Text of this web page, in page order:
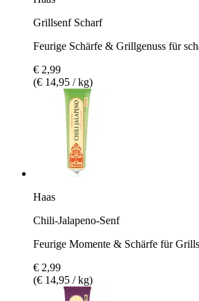
Grillsenf Scharf
Feurige Schärfe & Grillgenuss für
€ 2,99
(€ 14,95 / kg)
Haas
Chili-Jalapeno-Senf
Feurige Momente & Schärfe für
€ 2,99
(€ 14,95 / kg)